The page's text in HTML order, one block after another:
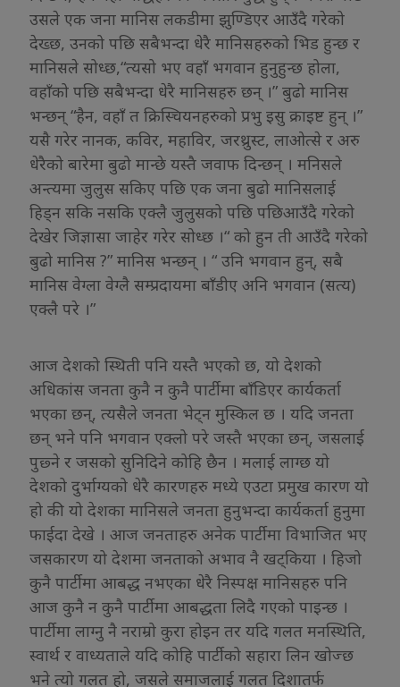
उसले एक जना मानिस लकडीमा झुण्डिएर आउँदै गरेको
देख्छ, उनको पछि सबैभन्दा धेरै मानिसहरुको भिड हुन्छ र
मानिसले सोध्छ,“त्यसो भए वहाँ भगवान हुनुहुन्छ होला,
वहाँको पछि सबैभन्दा धेरै मानिसहरु छन् ।” बुढो मानिस
भन्छन् “हैन, वहाँ त क्रिस्चियनहरुको प्रभु इसु क्राइष्ट हुन् ।”
यसै गरेर नानक, कविर, महाविर, जरथ्रुस्ट, लाओत्से र अरु
धेरैको बारेमा बुढो मान्छे यस्तै जवाफ दिन्छन् । मनिसले
अन्त्यमा जुलुस सकिए पछि एक जना बुढो मानिसलाई
हिड्न सकि नसकि एक्लै जुलुसको पछि पछिआउँदै गरेको
देखेर जिज्ञासा जाहेर गरेर सोध्छ ।“ को हुन ती आउँदै गरेको
बुढो मानिस ?” मानिस भन्छन् । “ उनि भगवान हुन्, सबै
मानिस वेग्ला वेग्लै सम्प्रदायमा बाँडीए अनि भगवान (सत्य)
एक्लै परे ।”
आज देशको स्थिती पनि यस्तै भएको छ, यो देशको
अधिकांस जनता कुनै न कुनै पार्टीमा बाँडिएर कार्यकर्ता
भएका छन्, त्यसैले जनता भेट्न मुस्किल छ । यदि जनता
छन् भने पनि भगवान एक्लो परे जस्तै भएका छन्, जसलाई
पुछ्ने र जसको सुनिदिने कोहि छैन । मलाई लाग्छ यो
देशको दुर्भाग्यको धेरै कारणहरु मध्ये एउटा प्रमुख कारण यो
हो की यो देशका मानिसले जनता हुनुभन्दा कार्यकर्ता हुनुमा
फाईदा देखे । आज जनताहरु अनेक पार्टीमा विभाजित भए
जसकारण यो देशमा जनताको अभाव नै खट्किया । हिजो
कुनै पार्टीमा आबद्ध नभएका धेरै निस्पक्ष मानिसहरु पनि
आज कुनै न कुनै पार्टीमा आबद्धता लिदै गएको पाइन्छ ।
पार्टीमा लाग्नु नै नराम्रो कुरा होइन तर यदि गलत मनस्थिति,
स्वार्थ र वाध्यताले यदि कोहि पार्टीको सहारा लिन खोज्छ
भने त्यो गलत हो, जसले समाजलाई गलत दिशातर्फ